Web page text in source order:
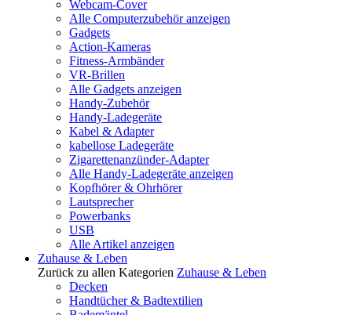
Webcam-Cover
Alle Computerzubehör anzeigen
Gadgets
Action-Kameras
Fitness-Armbänder
VR-Brillen
Alle Gadgets anzeigen
Handy-Zubehör
Handy-Ladegeräte
Kabel & Adapter
kabellose Ladegeräte
Zigarettenanzünder-Adapter
Alle Handy-Ladegeräte anzeigen
Kopfhörer & Ohrhörer
Lautsprecher
Powerbanks
USB
Alle Artikel anzeigen
Zuhause & Leben
Zurück zu allen Kategorien Zuhause & Leben
Decken
Handtücher & Badtextilien